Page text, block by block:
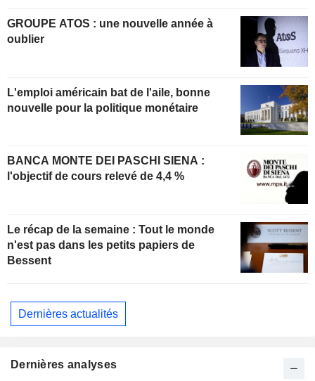
GROUPE ATOS : une nouvelle année à
oublier
L'emploi américain bat de l'aile, bonne
nouvelle pour la politique monétaire
BANCA MONTE DEI PASCHI SIENA :
l'objectif de cours relevé de 4,4 %
Le récap de la semaine : Tout le monde
n'est pas dans les petits papiers de
Bessent
Dernières actualités
Dernières analyses